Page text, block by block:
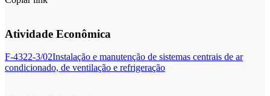
Atividade Econômica
F-4322-3/02Instalação e manutenção de sistemas centrais de ar
condicionado, de ventilação e refrigeração